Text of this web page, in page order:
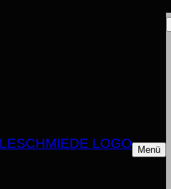
Menü